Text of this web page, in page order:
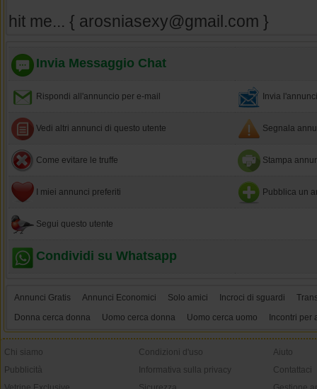
hit me... { arosniasexy@gmail.com }
Invia Messaggio Chat
Rispondi all'annuncio per e-mail Invia
Vedi altri annunci di questo utente Segnala
Come evitare le truffe Stampa
I miei annunci preferiti Pubblica un
Segui questo utente
Condividi su Whatsapp
Annunci Gratis Annunci Economici Solo amici Incroci di sguardi
Donna cerca donna
Uomo cerca donna Uomo cerca uomo Incontri per
Chi siamo
Pubblicità
Condizioni d'uso
Informativa sulla privacy
Aiuto
Contattaci